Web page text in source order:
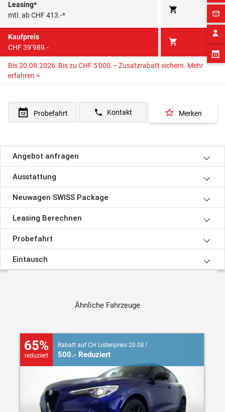
mail_outline
Leasing*
mtl. ab CHF 413.-*
shopping_cart
Kaufpreis
CHF 39’989.-
shopping_cart
Bis 20.08.2026: Bis zu CHF 5'000.– Zusatzrabatt sichern. Mehr
erfahren >
Probefahrt phone Kontakt star_border Merken
Angebot anfragen
Ausstattung
Neuwagen SWISS Package
Leasing Berechnen
Probefahrt
Eintausch
Ähnliche Fahrzeuge
65%
reduziert
Rabatt auf CH Listenpreis 20.08.!
500.- Reduziert